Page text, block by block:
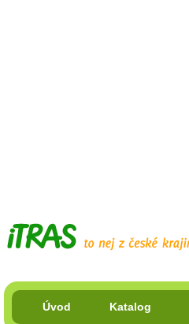
Úvod Katalog